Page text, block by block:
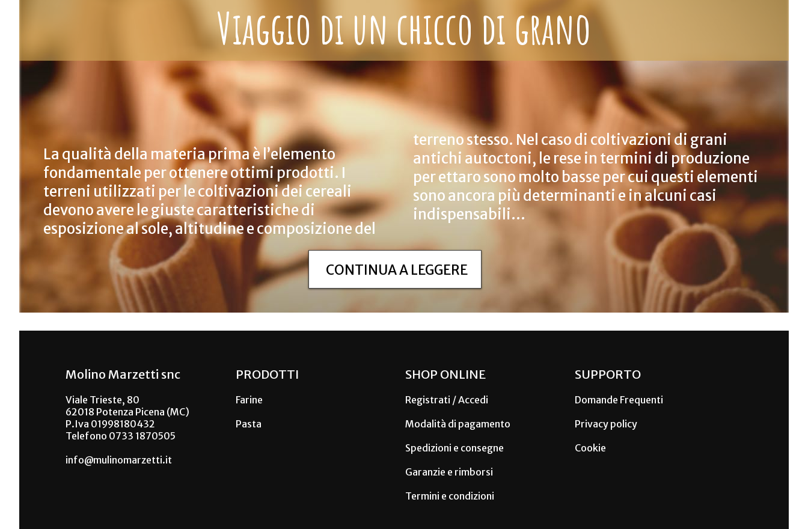
Viaggio di un chicco di grano
La qualità della materia prima è l’elemento
fondamentale per ottenere ottimi prodotti. I
terreni utilizzati per le coltivazioni dei cereali
devono avere le giuste caratteristiche di
esposizione al sole, altitudine e composizione del
terreno stesso. Nel caso di coltivazioni di grani
antichi autoctoni, le rese in termini di produzione
per ettaro sono molto basse per cui questi elementi
sono ancora più determinanti e in alcuni casi
indispensabili...
CONTINUA A LEGGERE
Molino Marzetti snc
Viale Trieste, 80
62018 Potenza Picena (MC)
P.Iva 01998180432
Telefono 0733 1870505
info@mulinomarzetti.it
PRODOTTI
Farine
Pasta
SHOP ONLINE
Registrati / Accedi
Modalità di pagamento
Spedizioni e consegne
Garanzie e rimborsi
Termini e condizioni
SUPPORTO
Domande Frequenti
Privacy policy
Cookie